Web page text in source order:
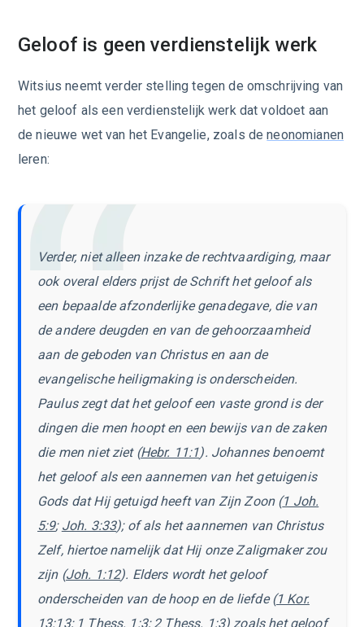
Geloof is geen verdienstelijk werk
Witsius neemt verder stelling tegen de omschrijving van
het geloof als een verdienstelijk werk dat voldoet aan
de nieuwe wet van het Evangelie, zoals deneonomianen
leren:
Verder, niet alleen inzake de rechtvaardiging, maar
ook overal elders prijst de Schrift het geloof als
een bepaalde afzonderlijke genadegave, die van
de andere deugden en van de gehoorzaamheid
aan de geboden van Christus en aan de
evangelische heiligmaking is onderscheiden.
Paulus zegt dat het geloof een vaste grond is der
dingen die men hoopt en een bewijs van de zaken
die men niet ziet (Hebr. 11:1). Johannes benoemt
het geloof als een aannemen van het getuigenis
Gods dat Hij getuigd heeft van Zijn Zoon (1 Joh.
5:9; Joh. 3:33); of als het aannemen van Christus
Zelf, hiertoe namelijk dat Hij onze Zaligmaker zou
zijn (Joh. 1:12). Elders wordt het geloof
onderscheiden van de hoop en de liefde (1 Kor.
13:13; 1 Thess. 1:3;2 Thess. 1:3) zoals het geloof